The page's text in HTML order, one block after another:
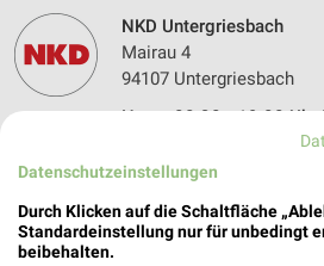
NKD Untergriesbach
Mairau 4
94107 Untergriesbach
Heute 08:30 - 19:00
WITT WEIDEN Passau
Datenschutzeinstellungen
Durch Klicken auf die Schaltfläche
Standardeinstellung nur für unbedingt
beibehalten.